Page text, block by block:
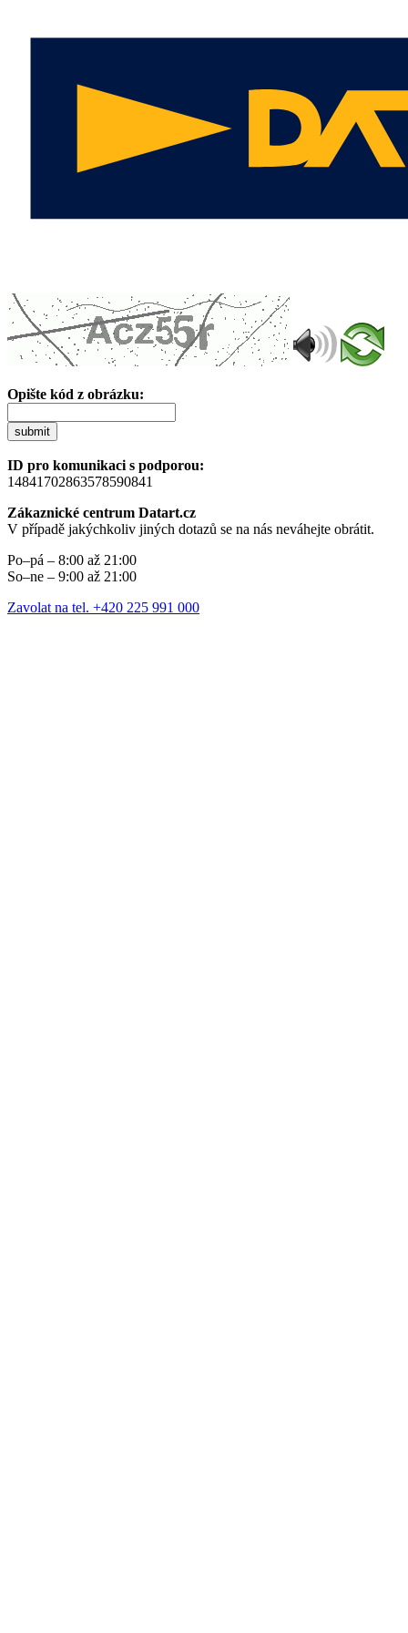
Opište kód z obrázku:
submit
ID pro komunikaci s podporou:
14841702863578590841
Zákaznické centrum Datart.cz
V případě jakýchkoliv jiných dotazů se na nás neváhejte obrátit.
Po–pá – 8:00 až 21:00
So–ne – 9:00 až 21:00
Zavolat na tel. +420 225 991 000